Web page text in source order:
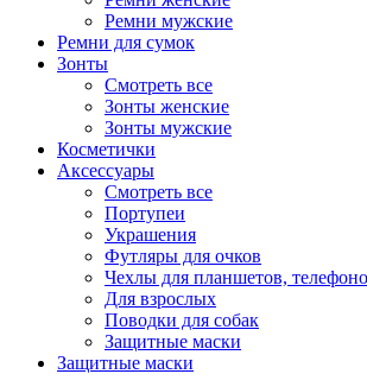
Ремни мужские
Ремни для сумок
Зонты
Смотреть все
Зонты женские
Зонты мужские
Косметички
Аксессуары
Смотреть все
Портупеи
Украшения
Футляры для очков
Чехлы для планшетов,
Для взрослых
Поводки для собак
Защитные маски
Защитные маски